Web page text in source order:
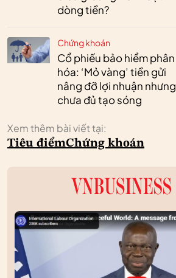
dòng tiền?
Chứng khoán
Cổ phiếu bảo hiểm phân
hóa: ‘Mỏ vàng’ tiền gửi
nâng đỡ lợi nhuận nhưng
chưa đủ tạo sóng
Xem thêm bài viết tại:
Tiêu điểmChứng khoán